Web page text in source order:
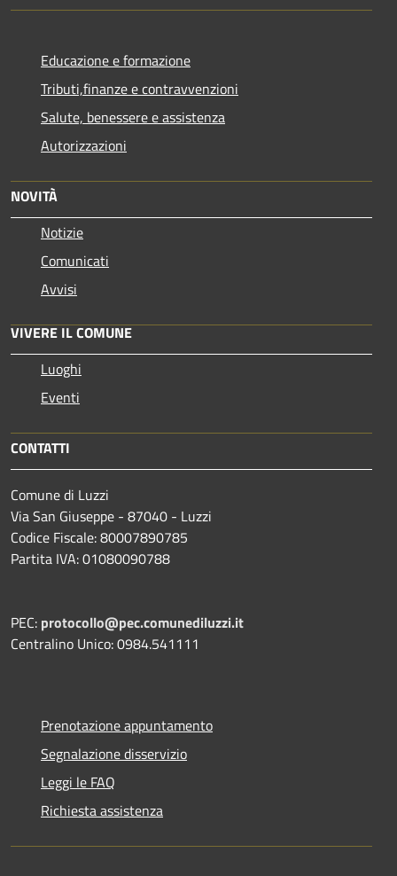
Educazione e formazione
Tributi,finanze e contravvenzioni
Salute, benessere e assistenza
Autorizzazioni
NOVITÀ
Notizie
Comunicati
Avvisi
VIVERE IL COMUNE
Luoghi
Eventi
CONTATTI
Comune di Luzzi
Via San Giuseppe - 87040 - Luzzi
Codice Fiscale: 80007890785
Partita IVA: 01080090788
PEC: protocollo@pec.comunediluzzi.it
Centralino Unico: 0984.541111
Prenotazione appuntamento
Segnalazione disservizio
Leggi le FAQ
Richiesta assistenza